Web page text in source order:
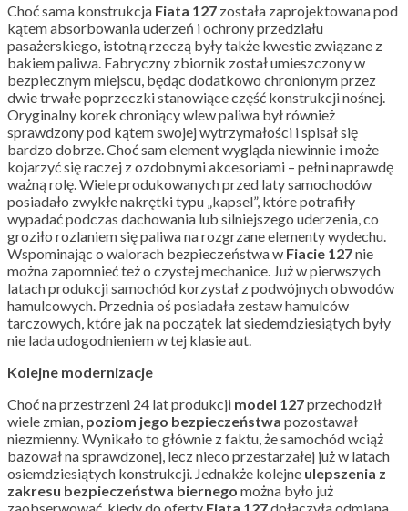
Choć sama konstrukcja Fiata 127 została zaprojektowana pod
kątem absorbowania uderzeń i ochrony przedziału
pasażerskiego, istotną rzeczą były także kwestie związane z
bakiem paliwa. Fabryczny zbiornik został umieszczony w
bezpiecznym miejscu, będąc dodatkowo chronionym przez
dwie trwałe poprzeczki stanowiące część konstrukcji nośnej.
Oryginalny korek chroniący wlew paliwa był również
sprawdzony pod kątem swojej wytrzymałości i spisał się
bardzo dobrze. Choć sam element wygląda niewinnie i może
kojarzyć się raczej z ozdobnymi akcesoriami – pełni naprawdę
ważną rolę. Wiele produkowanych przed laty samochodów
posiadało zwykłe nakrętki typu „kapsel”, które potrafiły
wypadać podczas dachowania lub silniejszego uderzenia, co
groziło rozlaniem się paliwa na rozgrzane elementy wydechu.
Wspominając o walorach bezpieczeństwa w Fiacie 127nie
można zapomnieć też o czystej mechanice. Już w pierwszych
latach produkcji samochód korzystał z podwójnych obwodów
hamulcowych. Przednia oś posiadała zestaw hamulców
tarczowych, które jak na początek lat siedemdziesiątych były
nie lada udogodnieniem w tej klasie aut.
Kolejne modernizacje
Choć na przestrzeni 24 lat produkcji model 127przechodził
wiele zmian, poziom jego bezpieczeństwa pozostawał
niezmienny. Wynikało to głównie z faktu, że samochód wciąż
bazował na sprawdzonej, lecz nieco przestarzałej już w latach
osiemdziesiątych konstrukcji. Jednakże kolejne ulepszenia z
zakresu bezpieczeństwa biernego można było już
zaobserwować, kiedy do oferty Fiata 127dołączyła odmiana